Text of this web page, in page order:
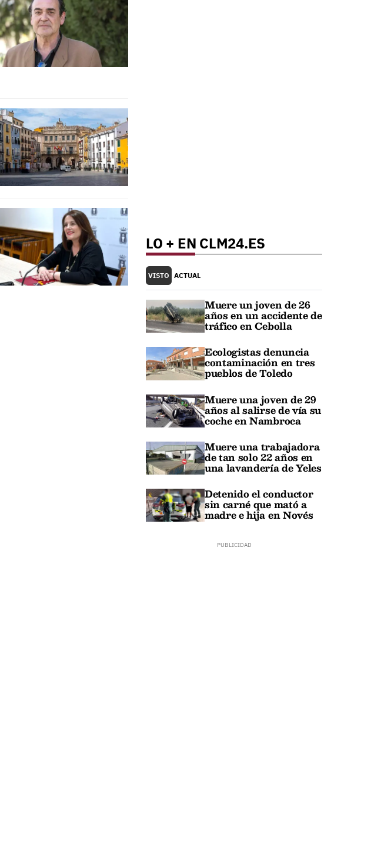
LO + EN CLM24.ES
VISTO ACTUAL
Muere un joven de 26
años en un accidente de
tráfico en Cebolla
Ecologistas denuncia
contaminación en tres
pueblos de Toledo
Muere una joven de 29
años al salirse de vía su
coche en Nambroca
Muere una trabajadora
de tan solo 22 años en
una lavandería de Yeles
Detenido el conductor
sin carné que mató a
madre e hija en Novés